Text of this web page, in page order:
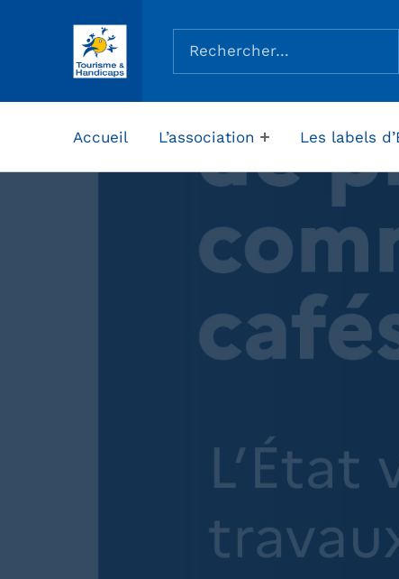
ASSOCIATION TOURISME ET HANDICAPS
Rechercher :
Accueil L’association Les labels